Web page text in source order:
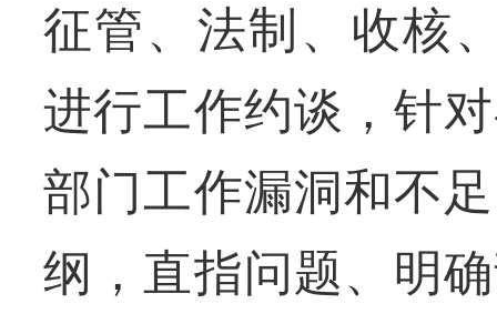
征管、法制、收核
进行工作约谈，针
部门工作漏洞和不
纲，直指问题、明